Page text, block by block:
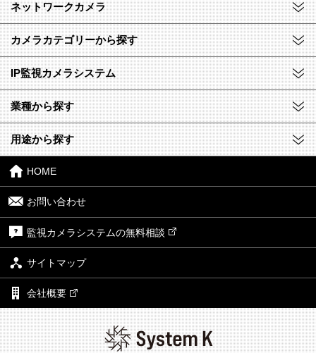
ネットワークカメラ
カメラカテゴリーから探す
IP監視カメラシステム
業種から探す
用途から探す
HOME
お問い合わせ
監視カメラシステムの無料相談
サイトマップ
会社概要